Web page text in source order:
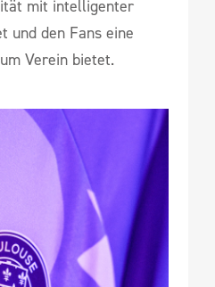
mit intelligenter
und den Fans eine
Verein bietet.